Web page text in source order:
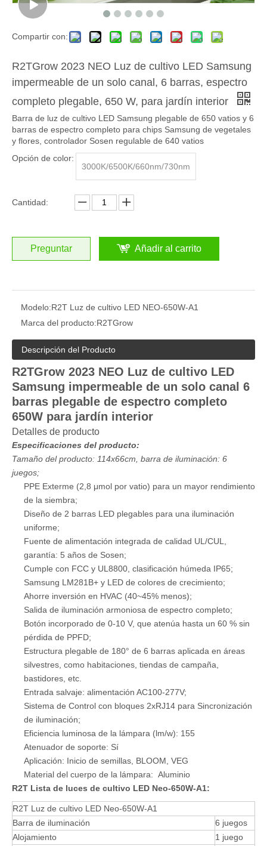
Compartir con:
R2TGrow 2023 NEO Luz de cultivo LED Samsung
impermeable de un solo canal, 6 barras, espectro
completo plegable, 650 W, para jardín interior
Barra de luz de cultivo LED Samsung plegable de 650 vatios y 6
barras de espectro completo para chips Samsung de vegetales
y flores, controlador Sosen regulable de 640 vatios
Opción de color:
3000K/6500K/660nm/730nm
Cantidad:
Preguntar Añadir al carrito
Modelo:R2T Luz de cultivo LED NEO-650W-A1
Marca del producto:R2TGrow
Descripción del Producto
R2TGrow 2023 NEO Luz de cultivo LED
Samsung impermeable de un solo canal 6
barras plegable de espectro completo
650W para jardín interior
Detalles de producto
Especificaciones del producto:
Tamaño del producto: 114x66cm, barra de iluminación: 6
juegos;
PPE Exterme (2,8 μmol por vatio) para un mayor rendimiento
de la siembra;
Diseño de 2 barras LED plegables para una iluminación
uniforme;
Fuente de alimentación integrada de calidad UL/CUL,
garantía: 5 años de Sosen;
Cumple con FCC y UL8800, clasificación húmeda IP65;
Samsung LM281B+ y LED de colores de crecimiento;
Ahorre inversión en HVAC (40~45% menos);
Salida de iluminación armoniosa de espectro completo;
Botón incorporado de 0-10 V, que atenúa hasta un 60 % sin
pérdida de PPFD;
Estructura plegable de 180° de 6 barras aplicada en áreas
silvestres, como habitaciones, tiendas de campaña,
bastidores, etc.
Entrada salvaje: alimentación AC100-277V;
Sistema de Control con bloques 2xRJ14 para Sincronización
de iluminación;
Eficiencia luminosa de la lámpara (lm/w): 155
Atenuador de soporte: Sí
Aplicación: Inicio de semillas, BLOOM, VEG
Material del cuerpo de la lámpara: Aluminio
R2T Lista de luces de cultivo LED Neo-650W-A1:
R2T Luz de cultivo LED Neo-650W-A1
Barra de iluminación
6 juegos
Alojamiento
1 juego